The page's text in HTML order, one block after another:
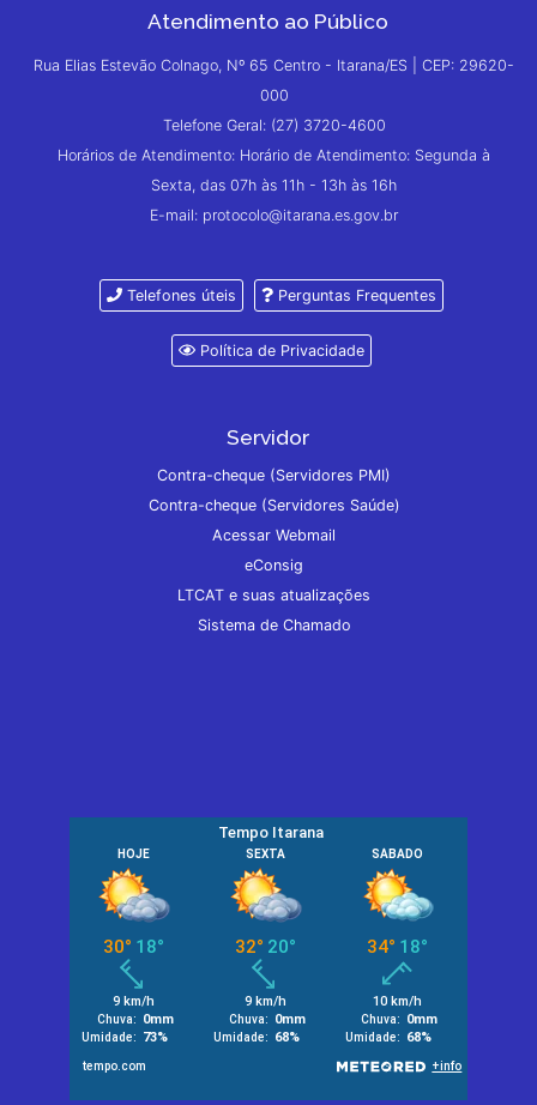
Atendimento ao Público
Rua Elias Estevão Colnago, Nº 65 Centro - Itarana/ES | CEP: 29620-
000
Telefone Geral: (27) 3720-4600
Horários de Atendimento: Horário de Atendimento: Segunda à
Sexta, das 07h às 11h - 13h às 16h
E-mail: protocolo@itarana.es.gov.br
Telefones úteis Perguntas Frequentes
Política de Privacidade
Servidor
Contra-cheque (Servidores PMI)
Contra-cheque (Servidores Saúde)
Acessar Webmail
eConsig
LTCAT e suas atualizações
Sistema de Chamado